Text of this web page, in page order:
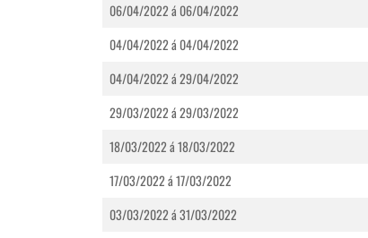
06/04/2022 á 06/04/2022
04/04/2022 á 04/04/2022
04/04/2022 á 29/04/2022
29/03/2022 á 29/03/2022
18/03/2022 á 18/03/2022
17/03/2022 á 17/03/2022
03/03/2022 á 31/03/2022